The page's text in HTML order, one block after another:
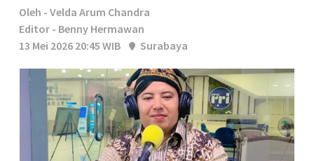
Oleh - Velda Arum Chandra
Editor - Benny Hermawan
13 Mei 2026 20:45 WIB
Surabaya